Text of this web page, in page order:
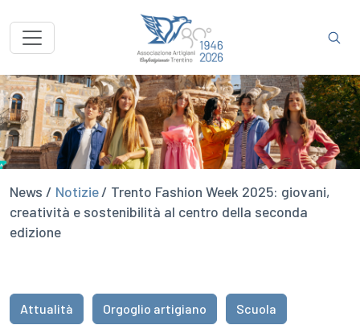
News / Notizie/ Trento Fashion Week 2025: giovani,
creatività e sostenibilità al centro della seconda
edizione
Attualità Orgoglio artigiano Scuola